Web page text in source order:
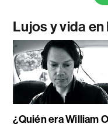
Lujos y vida
¿Quién era William